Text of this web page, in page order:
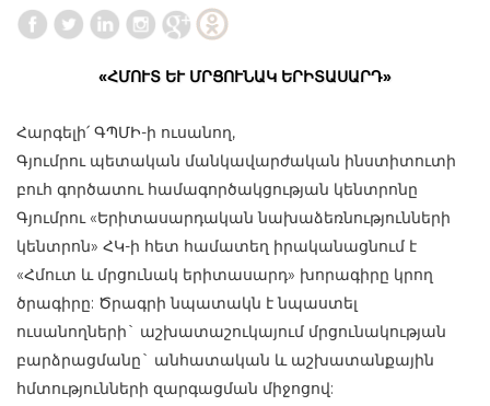
«ՀՄՈՒՏ ԵՒ ՄՐՑՈՒՆԱԿ ԵՐԻՏԱՍԱՐԴ»
Հարգելի՛ ԳՊՄԻ-ի ուսանող,
Գյումրու պետական մանկավարժական ինստիտուտի
բուհ գործատու համագործակցության կենտրոնը
Գյումրու «Երիտասարդական նախաձեռնությունների
կենտրոն» ՀԿ-ի հետ համատեղ իրականացնում է
«Հմուտ և մրցունակ երիտասարդ» խորագիրը կրող
ծրագիրը: Ծրագրի նպատակն է նպաստել
ուսանողների` աշխատաշուկայում մրցունակության
բարձրացմանը` անհատական և աշխատանքային
հմտությունների զարգացման միջոցով: